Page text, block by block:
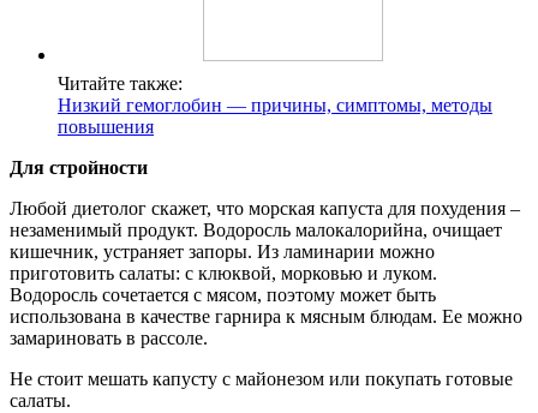
Читайте также:
Низкий гемоглобин — причины, симптомы, методы
повышения
Для стройности
Любой диетолог скажет, что морская капуста для похудения –
незаменимый продукт. Водоросль малокалорийна, очищает
кишечник, устраняет запоры. Из ламинарии можно
приготовить салаты: с клюквой, морковью и луком.
Водоросль сочетается с мясом, поэтому может быть
использована в качестве гарнира к мясным блюдам. Ее можно
замариновать в рассоле.
Не стоит мешать капусту с майонезом или покупать готовые
салаты.